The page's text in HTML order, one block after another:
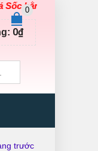
giá Gốc
0
0₫
trước